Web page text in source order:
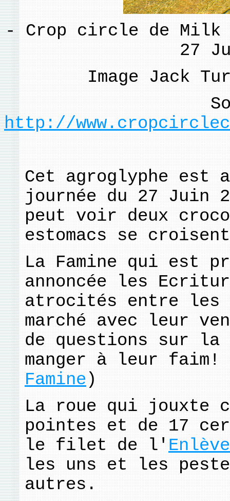
- Crop circle de Milk
27
Image Jack
http://
Cet agroglyphe est
journée du 27 Juin
peut voir deux
estomacs se
La Famine qui est
annoncée les
atrocités entre les
marché avec leur
de questions sur
manger à leur
Famine)
La roue qui jouxte
pointes et de 17
le filet de l'
les uns et les
autres.